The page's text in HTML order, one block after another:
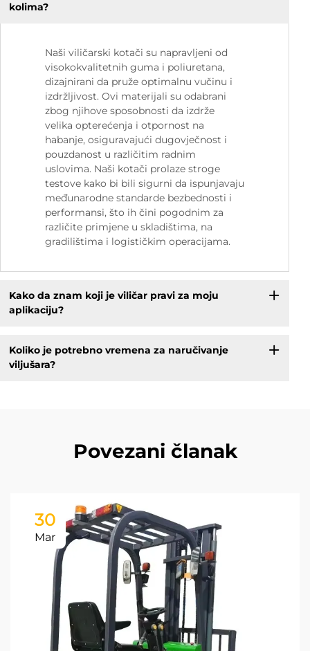
kolima?
Naši viličarski kotači su napravljeni od
visokokvalitetnih guma i poliuretana,
dizajnirani da pruže optimalnu vučinu i
izdržljivost. Ovi materijali su odabrani
zbog njihove sposobnosti da izdrže
velika opterećenja i otpornost na
habanje, osiguravajući dugovječnost i
pouzdanost u različitim radnim
uslovima. Naši kotači prolaze stroge
testove kako bi bili sigurni da ispunjavaju
međunarodne standarde bezbednosti i
performansi, što ih čini pogodnim za
različite primjene u skladištima, na
gradilištima i logističkim operacijama.
Kako da znam koji je viličar pravi za moju
aplikaciju?
Koliko je potrebno vremena za naručivanje
viljušara?
Povezani članak
30
Mar